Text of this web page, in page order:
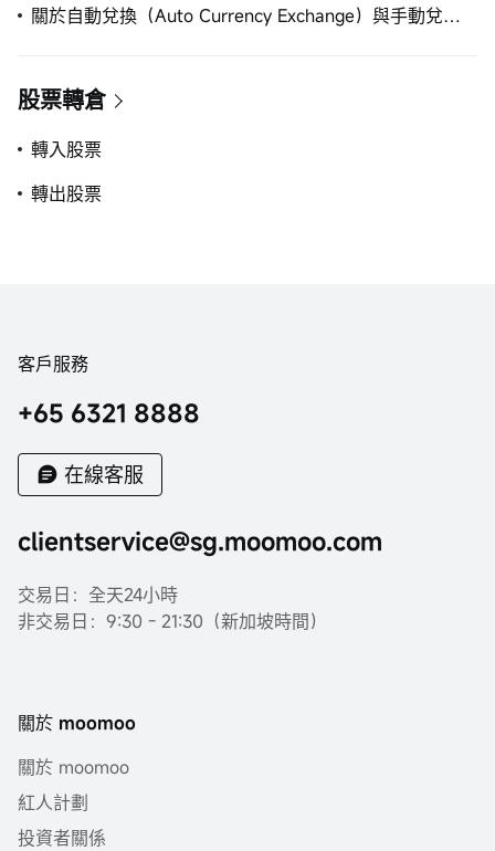
關於自動兌換（Auto Currency Exchange）與手動兌換的補充說明
股票轉倉
轉入股票
轉出股票
客戶服務
+65 6321 8888
在線客服
clientservice@sg.moomoo.com
交易日：全天24小時
非交易日：9:30 - 21:30（新加坡時間）
關於 moomoo
關於 moomoo
紅人計劃
投資者關係